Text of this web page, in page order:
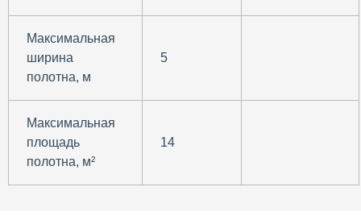
Максимальная
ширина
полотна, м
5
Максимальная
площадь
полотна, м²
14